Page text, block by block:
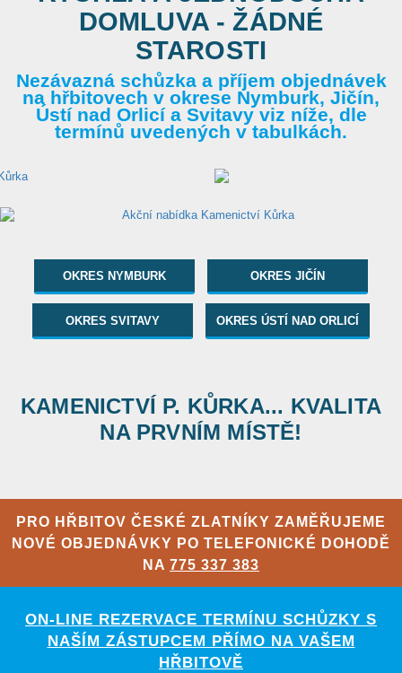
DOMLUVA - ŽÁDNÉ
STAROSTI
Nezávazná schůzka a příjem objednávek
na hřbitovech v okrese Nymburk, Jičín,
Ústí nad Orlicí a Svitavy viz níže, dle
termínů uvedených v tabulkách.
OKRES NYMBURK OKRES JIČÍN
OKRES SVITAVY OKRES ÚSTÍ NAD ORLICÍ
KAMENICTVÍ P. KŮRKA... KVALITA
NA PRVNÍM MÍSTĚ!
PRO HŘBITOV ČESKÉ ZLATNÍKY ZAMĚŘUJEME
NOVÉ OBJEDNÁVKY PO TELEFONICKÉ DOHODĚ
NA 775 337 383
ON-LINE REZERVACE TERMÍNU SCHŮZKY S
NAŠÍM ZÁSTUPCEM PŘÍMO NA VAŠEM
HŘBITOVĚ